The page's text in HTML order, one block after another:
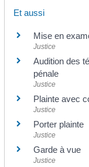
Et aussi
Mise en
Justice
Audition des
pénale
Justice
Plainte avec
Justice
Porter plainte
Justice
Garde à vue
Justice